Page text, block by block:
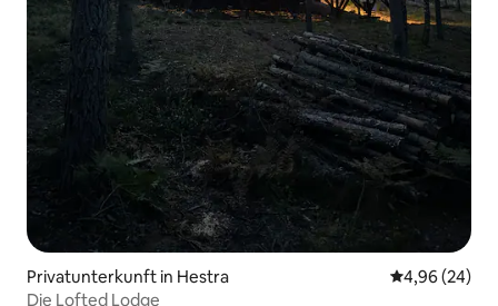
Privatunterkunft in Hestra
4,96 (24)
Die Lofted Lodge